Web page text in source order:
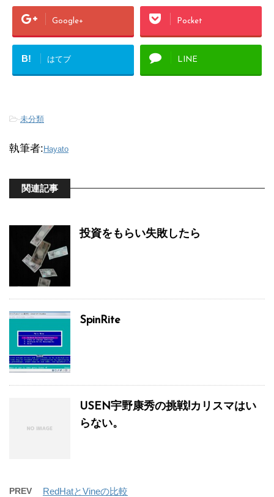
Google+ Pocket
B! はてブ LINE
-未分類
執筆者: Hayato
関連記事
投資をもらい失敗したら
SpinRite
USEN宇野康秀の挑戦!カリスマはい
らない。
PREV RedHatとVineの比較